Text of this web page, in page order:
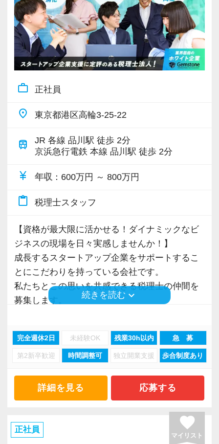
・チームワークを大事にできる方
・几帳面で着実に仕事に取り組んでいただける
方
・相手の立場や意図を汲み、親身に考えながら
コミュニケーションを取れる方
【現役スタッフの声】
もっと自分の可能性を試したいと思い、別の事
代表の石割は『ベンチャー企業を上場成功に導
り、この分野では第一人者です。
仕事です！
が数年後には大きく成⻑していて、ともに創り
上げていく実感があり、大きなやりがいを感じ
ます。
今後は、資金調達のご提案や評価業務まででき
るよう勉強中です。
この仕事をするには、知識があるのは大前提と
えるかどうかが大事だと思います。
明るい職場で、スタートアップの基礎から応用
までやってみたい方にとっては最適の環境だと
思います。
☆ぜひ事務所の雰囲気を御覧ください！☆
【ストレスは半分、やりがいは2倍、あなたの
「がんばり」を無駄にしません！】
資格や担当数などは正当に評価して給与等にし
っかり還元しています。随時昇給しているので
年に２回昇給する人もいます。
ンスがあります。
適材適所をモットーに、その人に合った業務を
いを持って働き、個人の目標に合わせて成⻑し
てくれることを願っています。
【ワークライフバランス重視の自由な仕事スタ
イルです！】
会社は成⻑中ですが、スタッフに過度な負荷を
基本的には定時で残業をせずに退社することを
強く奨励。
プロフェッショナルとしての仕事へのコミッ
ト・責任感を大前提として、同時にワークライ
フバランスも重視し、日々の業務量に配慮して
います。
イベート等の健全な両立を目指してほしいと思
います。
【求む！協調して行動できる自律的なプロフェ
ッショナル！】
けではなく、論理的思考力、コミュニケーショ
ン能力、主体性、協働性を持ちながら仕事をす
お客様は上場を目指すスタートアップが中心
で、法人化以来、毎年15%の勢いで成⻑を続け
ています。
Gemstone=「原石」という意味。原石である皆
さんを輝かせることを大事に、熱意とポテンシ
ト企業を実現しています！】
当社ではチーム制を取っており、コミュニケー
ション重視。
件にあたるスタイルです。
報を常に共有しているので、スタッフに不測の
チーム制なので休みも取りやすく有給消化率は
100%です。
また、残業をしないための仕組みとして、朝メ
ール・夕メールという業務日報を実施。
予定と実績にズレが生じていないかチェックす
身につけます。
さらに、繁忙期に仕事が偏らないよう、社内で
調整をかけて、年間を通して業務を平準化して
います。
この3年間、繁忙期でも土日出勤はゼロ、45時間
以上/月残業したスタッフも3年間で1人（1回だ
work_outline 正社員
place 東京都港区高輪3-25-22
train
JR 各線 品川駅 徒歩 2分
京浜急行電鉄 本線 品川駅 徒歩 2分
currency_yen 年収 ：600万円 ～ 800万円
content_paste 税理士スタッフ
【資格が最大限に活かせる！ダイナミックなビ
ジネスの現場を日々実感しませんか！】
成⻑するスタートアップ企業をサポートするこ
とにこだわりを持っている会社です。
私たちとこの思いを共感できる税理士の仲間を
募集します。
ツ仕事をこなすことが得意な方、さらなるスキ
ルアップを目指したい方からの応募をお待ちし
ています！
やる気とスキルに応じて、小さな黒字の会社、
資本金1億円超規模の会社、上場会社の子会社、
上場会社、上場準備会社など段階的に難易度が
上がる仕事をお任せします。
続きを読む keyboard_arrow_down
完全週休2日 未経験OK 残業30h以内 急 募
第2新卒歓迎 時間調整可 独立開業支援 歩合制度あり
詳細を見る 応募する
正社員 favorite
マイリスト